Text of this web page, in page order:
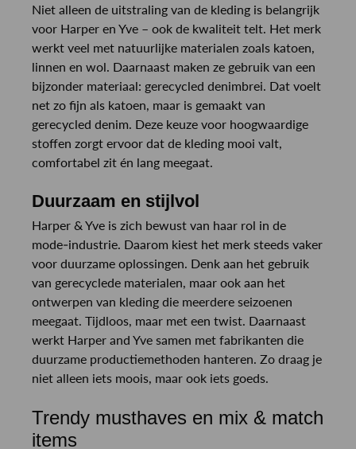
Niet alleen de uitstraling van de kleding is belangrijk
voor Harper en Yve – ook de kwaliteit telt. Het merk
werkt veel met natuurlijke materialen zoals katoen,
linnen en wol. Daarnaast maken ze gebruik van een
bijzonder materiaal: gerecycled denimbrei. Dat voelt
net zo fijn als katoen, maar is gemaakt van
gerecycled denim. Deze keuze voor hoogwaardige
stoffen zorgt ervoor dat de kleding mooi valt,
comfortabel zit én lang meegaat.
Duurzaam en stijlvol
Harper & Yve is zich bewust van haar rol in de
mode-industrie. Daarom kiest het merk steeds vaker
voor duurzame oplossingen. Denk aan het gebruik
van gerecyclede materialen, maar ook aan het
ontwerpen van kleding die meerdere seizoenen
meegaat. Tijdloos, maar met een twist. Daarnaast
werkt Harper and Yve samen met fabrikanten die
duurzame productiemethoden hanteren. Zo draag je
niet alleen iets moois, maar ook iets goeds.
Trendy musthaves en mix & match
items